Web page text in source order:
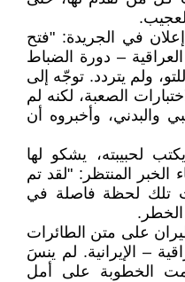
في الجريدة: "فتح
العراقية – دورة الضباط
ولم يتردد. توجّه إلى
الصعبة، لكنه لم
والبدني، وأخبروه أن
لحبيبته، يشكو لها
الخبر المنتظر: "لقد تم
تلك لحظة فاصلة في
الخطر.
على متن الطائرات
– الإيرانية. لم ينسَ
الخطوبة على أمل